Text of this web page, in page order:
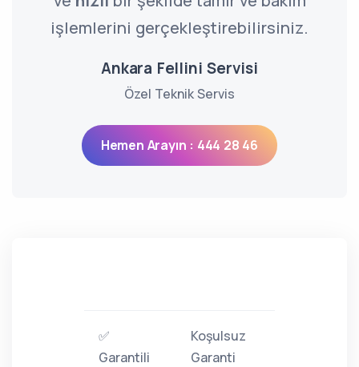
işlemlerini gerçekleştirebilirsiniz.
Ankara Fellini Servisi
Özel Teknik Servis
Hemen Arayın : 444 28 46
✅
Garantili
Koşulsuz
Garanti